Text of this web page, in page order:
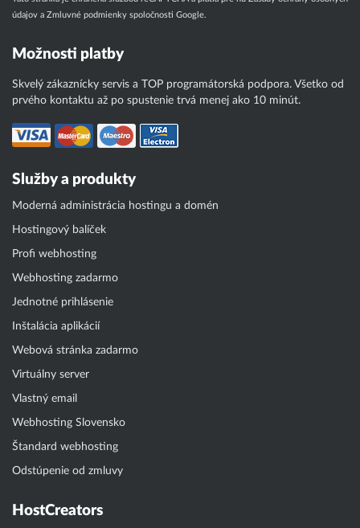
údajov a Zmluvné podmienky spoločnosti Google.
Možnosti platby
Skvelý zákaznícky servis a TOP programátorská podpora. Všetko od
prvého kontaktu až po spustenie trvá menej ako 10 minút.
Služby a produkty
Moderná administrácia hostingu a domén
Hostingový balíček
Profi webhosting
Webhosting zadarmo
Jednotné prihlásenie
Inštalácia aplikácií
Webová stránka zadarmo
Virtuálny server
Vlastný email
Webhosting Slovensko
Štandard webhosting
Odstúpenie od zmluvy
HostCreators